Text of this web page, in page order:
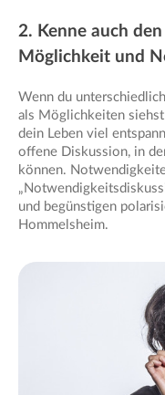
2. Kenne auch
Möglichkeit und
Wenn du
als Möglichkeiten
dein Leben viel
offene Diskussion, in
können.
und begünstigen
Hommelsheim.